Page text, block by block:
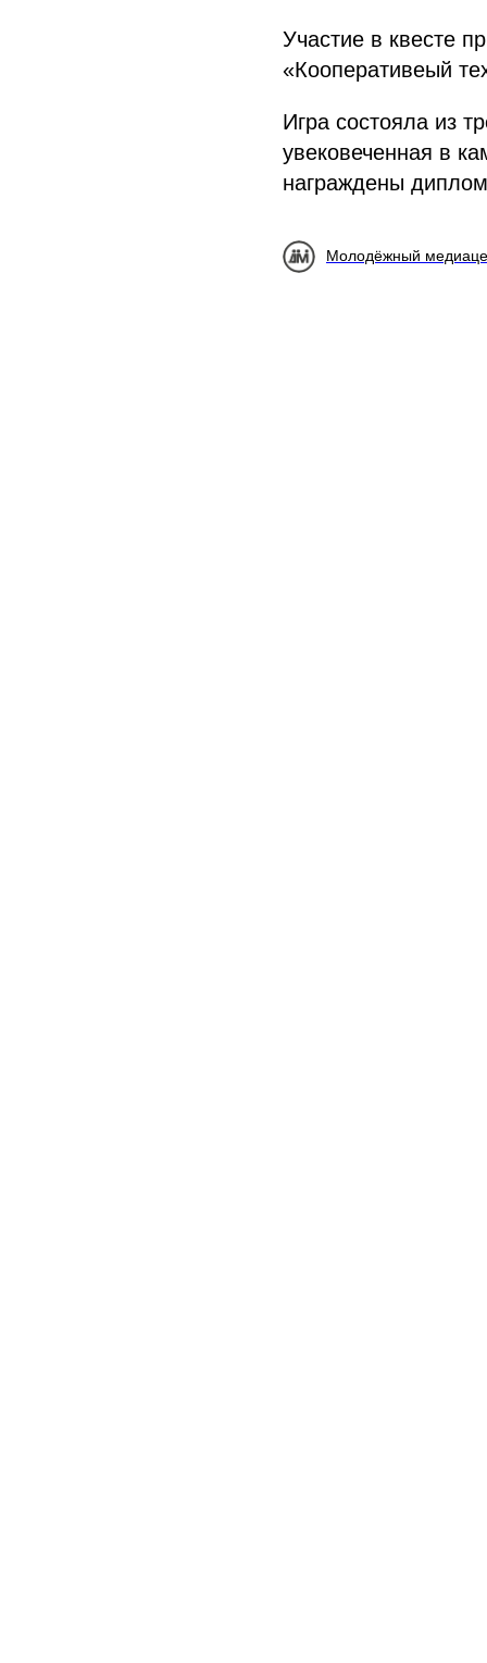
Участие в квесте
«Кооперативеый
Игра состояла из
увековеченная в
награждены
Молодёжный